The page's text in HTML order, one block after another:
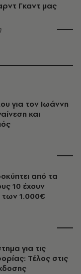
Γκαντ μας
για τον Iωάννη
και
από τα
10 έχουν
των 1.000€
για τις
Τέλος στις